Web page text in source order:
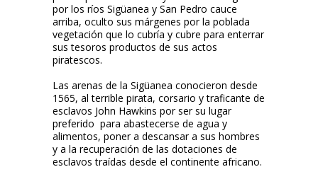
por los ríos Sigüanea y San Pedro cauce
arriba, oculto sus márgenes por la poblada
vegetación que lo cubría y cubre para enterrar
sus tesoros productos de sus actos
piratescos.
Las arenas de la Sigüanea conocieron desde
1565, al terrible pirata, corsario y traficante de
esclavos John Hawkins por ser su lugar
preferido para abastecerse de agua y
alimentos, poner a descansar a sus hombres
y a la recuperación de las dotaciones de
esclavos traídas desde el continente africano.